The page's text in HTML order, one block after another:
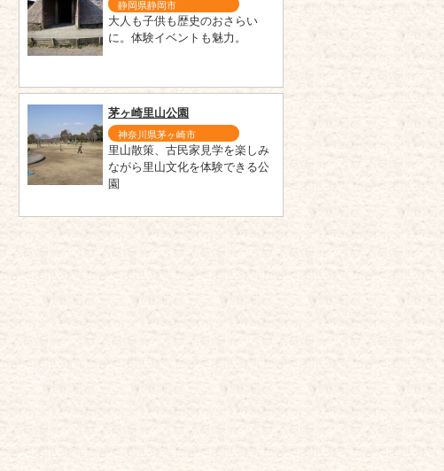
静岡県静岡市
大人も子供も歴史のおさらい
に。体験イベントも魅力。
茅ヶ崎里山公園
神奈川県茅ヶ崎市
里山散策、古民家見学を楽しみ
ながら里山文化を体験できる公
園